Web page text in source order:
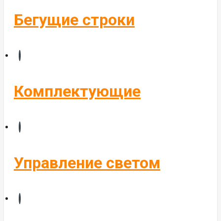
Бегущие строки
Комплектующие
Управление светом